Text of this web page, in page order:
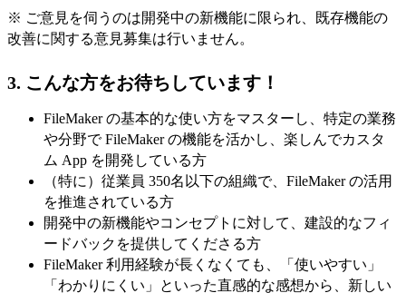
※ ご意見を伺うのは開発中の新機能に限られ、既存機能の
改善に関する意見募集は行いません。
3. こんな方をお待ちしています！
FileMaker の基本的な使い方をマスターし、特定の業務
や分野で FileMaker の機能を活かし、楽しんでカスタ
ム App を開発している方
（特に）従業員 350名以下の組織で、FileMaker の活用
を推進されている方
開発中の新機能やコンセプトに対して、建設的なフィ
ードバックを提供してくださる方
FileMaker 利用経験が長くなくても、「使いやすい」
「わかりにくい」といった直感的な感想から、新しい